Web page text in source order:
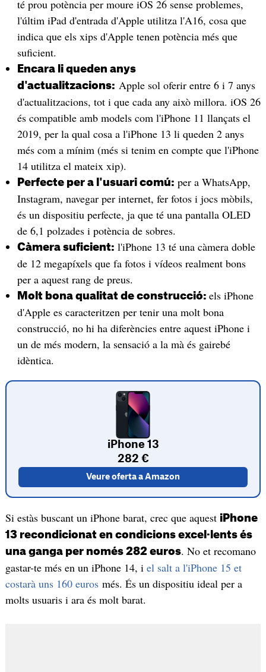
té prou potència per moure iOS 26 sense problemes,
l'últim iPad d'entrada d'Apple utilitza l'A16, cosa que
indica que els xips d'Apple tenen potència més que
suficient.
Encara li queden anys
d'actualitzacions: Apple sol oferir entre 6 i 7 anys
d'actualitzacions, tot i que cada any això millora. iOS 26
és compatible amb models com l'iPhone 11 llançats el
2019, per la qual cosa a l'iPhone 13 li queden 2 anys
més com a mínim (més si tenim en compte que l'iPhone
14 utilitza el mateix xip).
Perfecte per a l'usuari comú: per a WhatsApp,
Instagram, navegar per internet, fer fotos i jocs mòbils,
és un dispositiu perfecte, ja que té una pantalla OLED
de 6,1 polzades i potència de sobres.
Càmera suficient: l'iPhone 13 té una càmera doble
de 12 megapíxels que fa fotos i vídeos realment bons
per a aquest rang de preus.
Molt bona qualitat de construcció: els iPhone
d'Apple es caracteritzen per tenir una molt bona
construcció, no hi ha diferències entre aquest iPhone i
un de més modern, la sensació a la mà és gairebé
idèntica.
iPhone 13
282 €
Veure oferta a Amazon
Si estàs buscant un iPhone barat, crec que aquest iPhone
13 recondicionat en condicions excel·lents és
una ganga per només 282 euros. No et recomano
gastar-te més en un iPhone 14, i el salt a l'iPhone 15 et
costarà uns 160 eurosmés. És un dispositiu ideal per a
molts usuaris i ara és molt barat.